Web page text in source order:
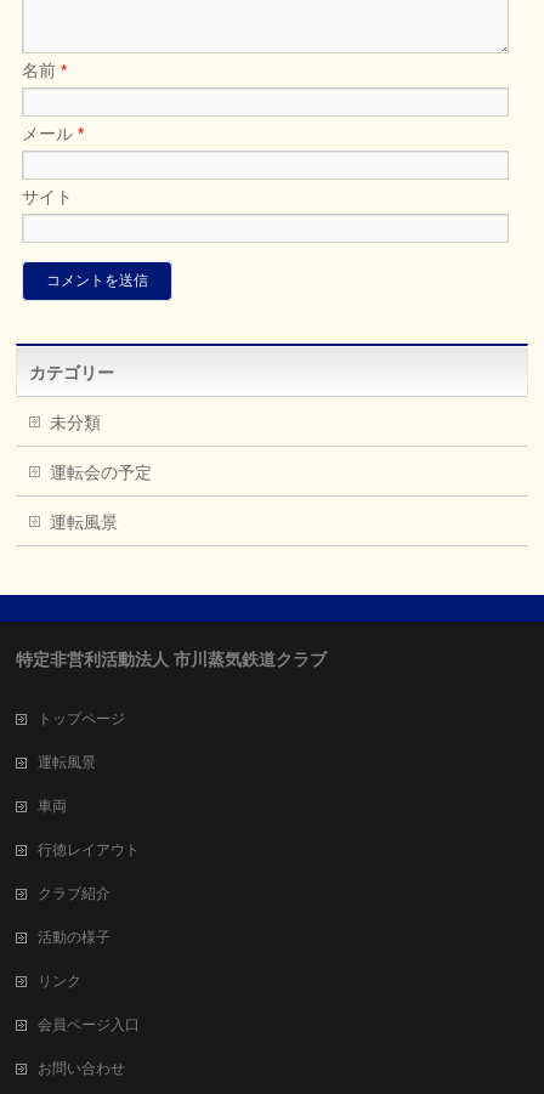
名前*
メール*
サイト
カテゴリー
未分類
運転会の予定
運転風景
特定非営利活動法人 市川蒸気鉄道クラブ
トップページ
運転風景
車両
行徳レイアウト
クラブ紹介
活動の様子
リンク
会員ページ入口
お問い合わせ